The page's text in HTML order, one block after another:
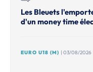
Les Bleuets
d'un money time
EURO U18 (M) | 03/08/2026